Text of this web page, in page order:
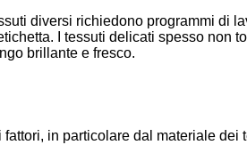
diversi richiedono programmi di
I tessuti delicati spesso non
brillante e fresco.
in particolare dal materiale